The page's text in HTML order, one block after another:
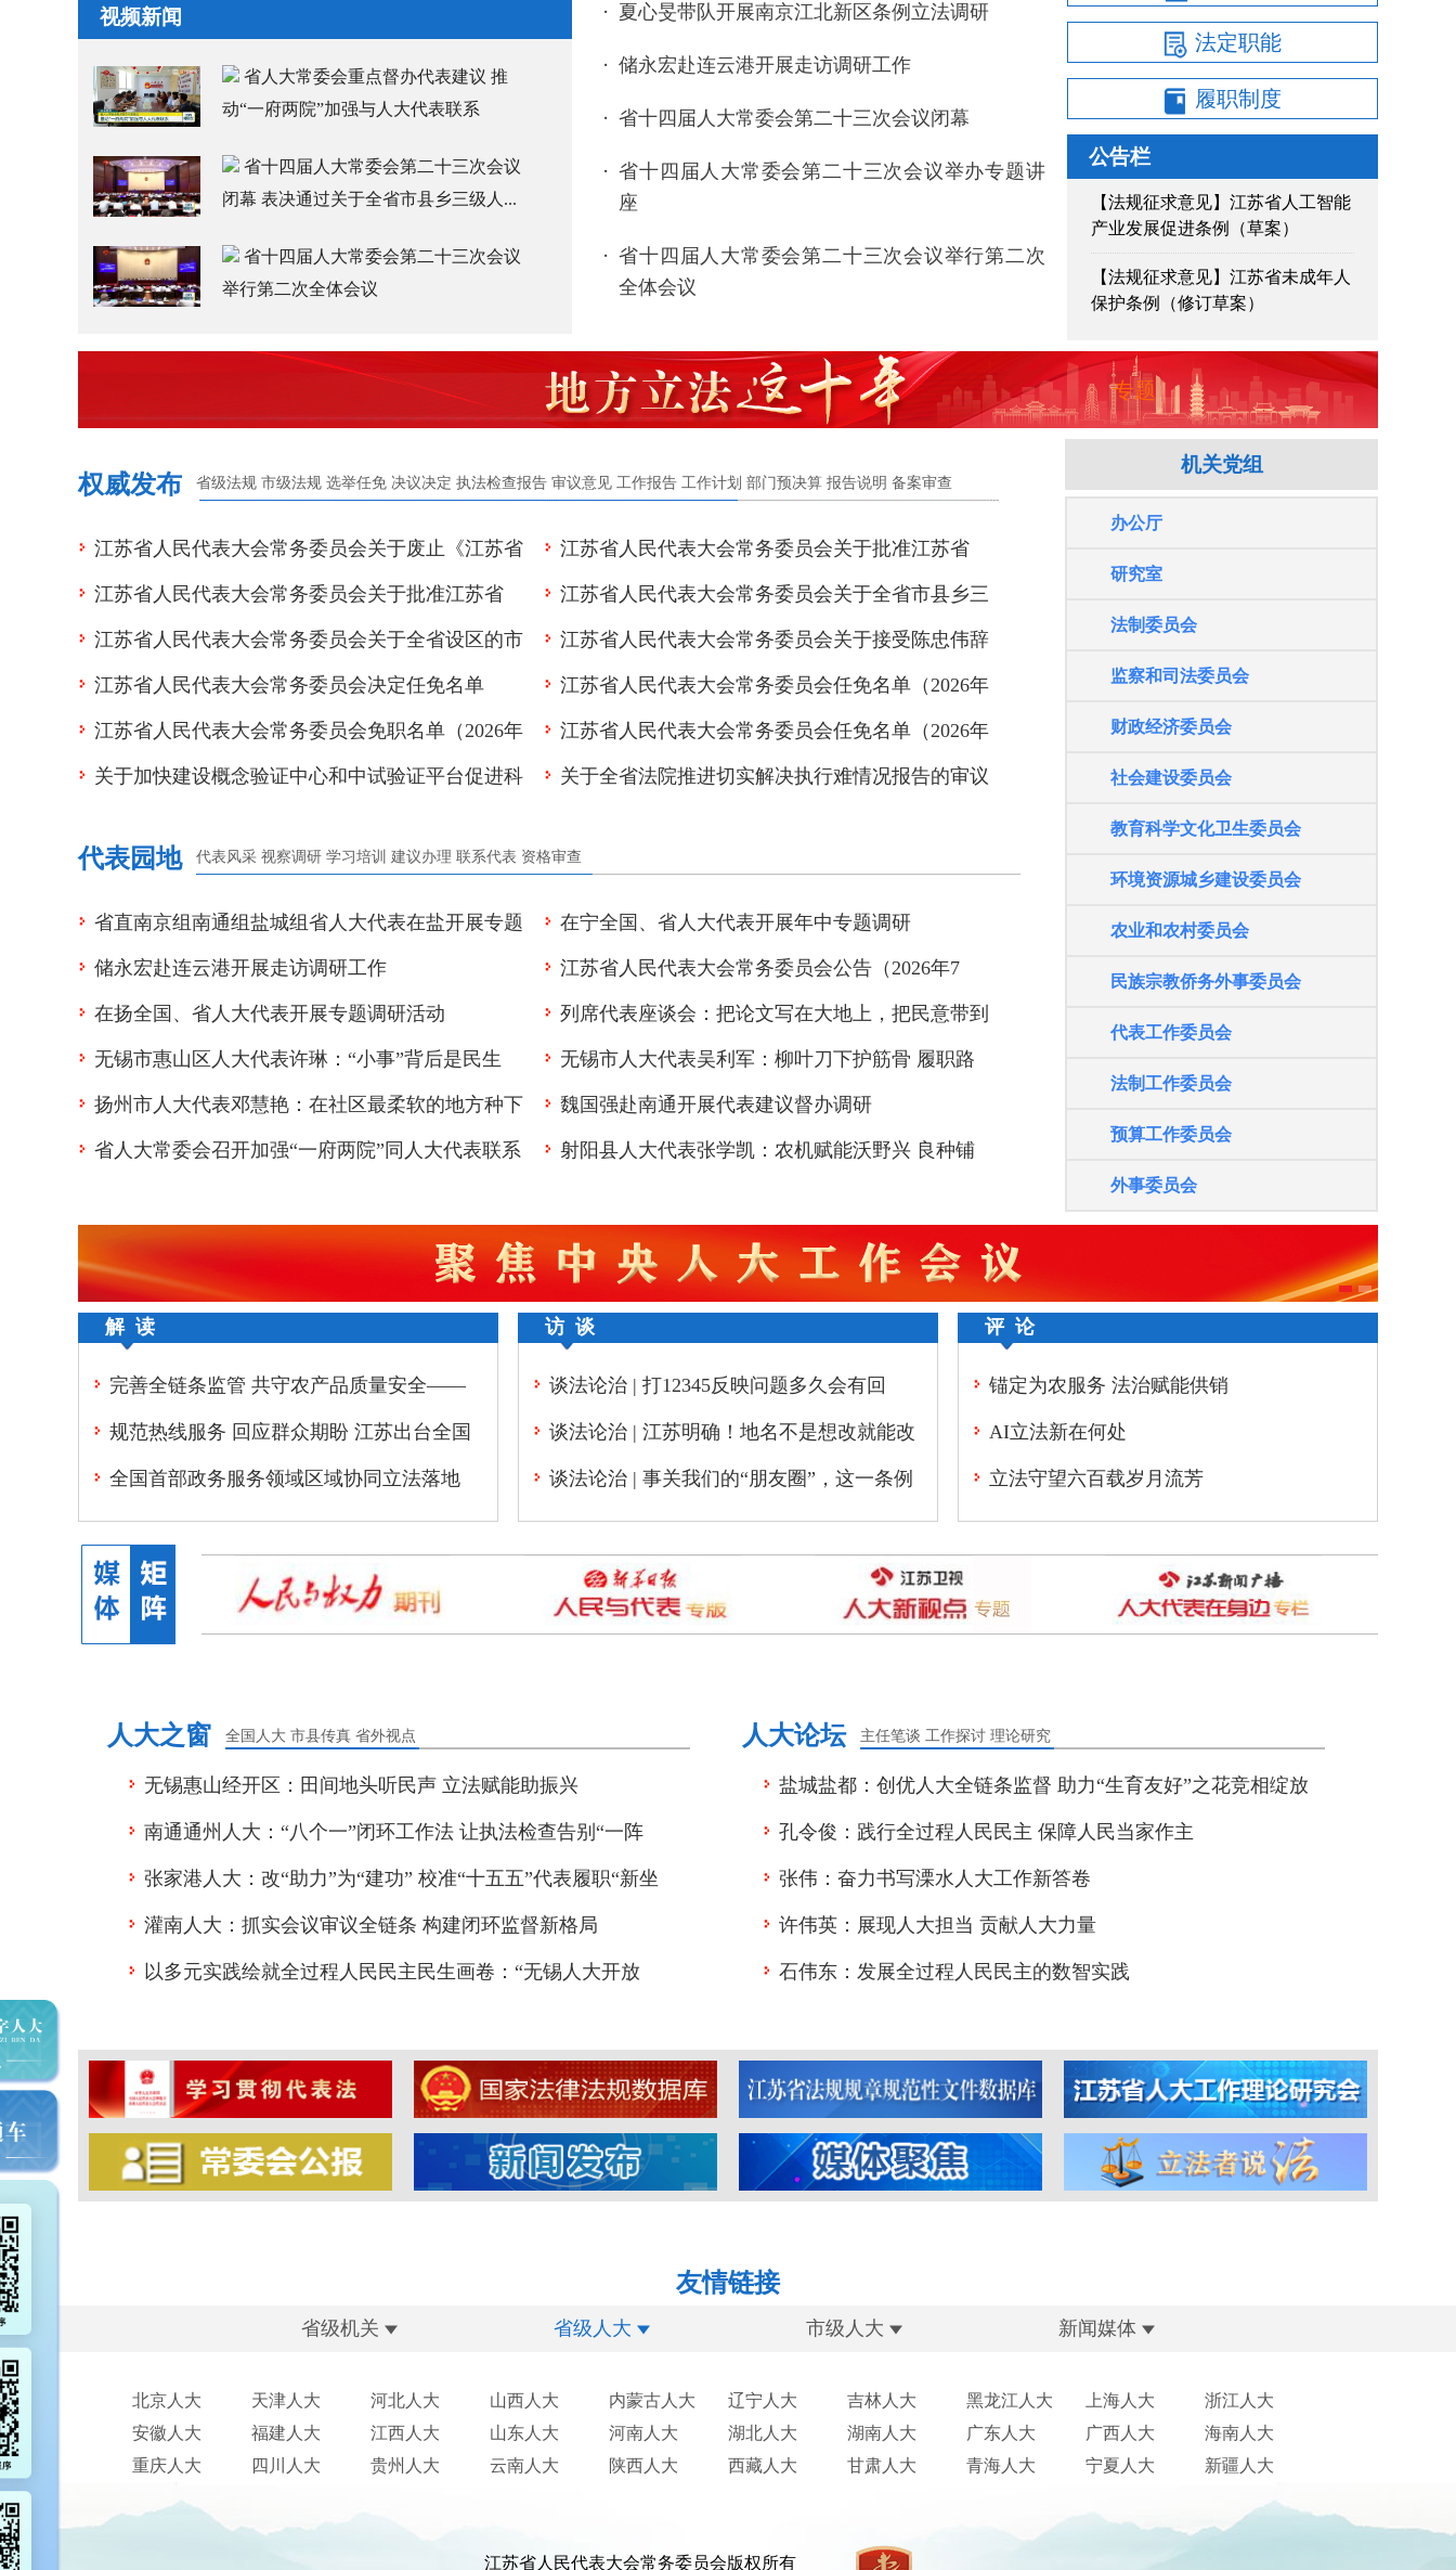
视频新闻
省人大常委会重点督办代表建议 推
动“一府两院”加强与人大代表联系
省十四届人大常委会第二十三次会议
闭幕 表决通过关于全省市县乡三级人...
省十四届人大常委会第二十三次会议
举行第二次全体会议
夏心旻带队开展南京江北新区条例立法调研
储永宏赴连云港开展走访调研工作
省十四届人大常委会第二十三次会议闭幕
省十四届人大常委会第二十三次会议举办专题讲
座
省十四届人大常委会第二十三次会议举行第二次
全体会议
法定职能
履职制度
公告栏
【法规征求意见】江苏省供销合作
社条例（草案）
【法规征求意见】江苏省太湖风景
名胜区条例（修订草案）
【法规征求意见】江苏省人工智能
产业发展促进条例（草案）
【法规征求意见】江苏省未成年人
保护条例（修订草案）
传承条例（草案）
《江苏省促进政务服务便利化条
例》实施情况如何？请您参与调查
“大学生眼中的人大代表”新闻作品
况专题询问公开征集社会意见建议
社条例（草案）
【法规征求意见】江苏省太湖风景
产业发展促进条例（草案）
【法规征求意见】江苏省未成年人
传承条例（草案）
《江苏省促进政务服务便利化条
例》实施情况如何？请您参与调查
“大学生眼中的人大代表”新闻作品
征集活动开始啦！
专题
权威发布 省级法规 市级法规 选举任免 决议决定 执法检查报告 审议意见 工作报告 工作计划 部门预决算 报告说明 备案审查
江苏省人民代表大会常务委员会关于废止《江苏省
人民代表大会常务委员会关于加强环境综合整治推
进生态省建设的决定》等三件决议决定的决定
江苏省人民代表大会常务委员会关于批准江苏省
2026年地方政府债务限额及省级预算调整方案的决
议
江苏省人民代表大会常务委员会关于批准江苏省
2025年省级财政决算的决议
江苏省人民代表大会常务委员会关于全省市县乡三
级人民代表大会换届选举时间的决定
江苏省人民代表大会常务委员会关于全省设区的市
和县（市、区）新一届人民代表大会常务委员会组
成人员名额的决定
江苏省人民代表大会常务委员会关于接受陈忠伟辞
去省人民政府副省长职务请求的决定
江苏省人民代表大会常务委员会决定任免名单
（2026年7月）
江苏省人民代表大会常务委员会任免名单（2026年
7月）
江苏省人民代表大会常务委员会免职名单（2026年
7月）
江苏省人民代表大会常务委员会任免名单（2026年
7月）
关于加快建设概念验证中心和中试验证平台促进科 关于全省法院推进切实解决执行难情况报告的审议
代表园地 代表风采 视察调研 学习培训 建议办理 联系代表 资格审查
省直南京组南通组盐城组省人大代表在盐开展专题
调研
在宁全国、省人大代表开展年中专题调研
储永宏赴连云港开展走访调研工作 江苏省人民代表大会常务委员会公告（2026年7
月）
在扬全国、省人大代表开展专题调研活动 列席代表座谈会：把论文写在大地上，把民意带到
会场上
无锡市惠山区人大代表许琳：“小事”背后是民生
“盯着不放”显担当
无锡市人大代表吴利军：柳叶刀下护筋骨 履职路
上担使命
扬州市人大代表邓慧艳：在社区最柔软的地方种下
光
魏国强赴南通开展代表建议督办调研
省人大常委会召开加强“一府两院”同人大代表联系 射阳县人大代表张学凯：农机赋能沃野兴 良种铺
机关党组
办公厅
研究室
法制委员会
监察和司法委员会
财政经济委员会
社会建设委员会
教育科学文化卫生委员会
环境资源城乡建设委员会
农业和农村委员会
民族宗教侨务外事委员会
代表工作委员会
法制工作委员会
预算工作委员会
外事委员会
解 读
完善全链条监管 共守农产品质量安全——
《江苏省农产品质量安全条例》解读
规范热线服务 回应群众期盼 江苏出台全国
首部省级12345热线条例——《江苏省12345
热线条例》解读
全国首部政务服务领域区域协同立法落地
长三角“一网通办”迈入法治化新阶段——
《江苏省促进长三角政务服务“一网通办”规
定》解读
访 谈
谈法论治 | 打12345反映问题多久会有回
应？即将施行的《江苏省12345热线条例》
有明确规定
谈法论治 | 江苏明确！地名不是想改就能改
谈法论治 | 事关我们的“朋友圈”，这一条例
今天起施行！
评 论
锚定为农服务 法治赋能供销
AI立法新在何处
立法守望六百载岁月流芳
人大之窗 全国人大 市县传真 省外视点
无锡惠山经开区：田间地头听民声 立法赋能助振兴
南通通州人大：“八个一”闭环工作法 让执法检查告别“一阵
风”迈向常态化
张家港人大：改“助力”为“建功” 校准“十五五”代表履职“新坐
标”
灌南人大：抓实会议审议全链条 构建闭环监督新格局
以多元实践绘就全过程人民民主民生画卷：“无锡人大开放
人大论坛 主任笔谈 工作探讨 理论研究
盐城盐都：创优人大全链条监督 助力“生育友好”之花竞相绽放
孔令俊：践行全过程人民民主 保障人民当家作主
张伟：奋力书写溧水人大工作新答卷
许伟英：展现人大担当 贡献人大力量
石伟东：发展全过程人民民主的数智实践
友情链接
省级机关 省级人大 市级人大 新闻媒体
北京人大 天津人大 河北人大 山西人大 内蒙古人大 辽宁人大 吉林人大 黑龙江人大 上海人大
浙江人大
安徽人大
福建人大 江西人大 山东人大 河南人大 湖北人大 湖南人大 广东人大 广西人大
海南人大
重庆人大
四川人大 贵州人大 云南人大 陕西人大 西藏人大 甘肃人大 青海人大 宁夏人大 新疆人大
江苏省人民代表大会常务委员会版权所有